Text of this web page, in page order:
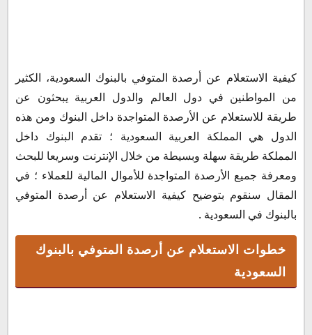
مستندات الاستعلام عن أرصدة المتوفي بالبنوك
شروط طلب الاستعلام عن أرصدة المتوفي بالبنوك
كيفية الاستعلام عن أرصدة المتوفي بالبنوك السعودية، الكثير
من المواطنين في دول العالم والدول العربية يبحثون عن
طريقة للاستعلام عن الأرصدة المتواجدة داخل البنوك ومن هذه
الدول هي المملكة العربية السعودية ؛ تقدم البنوك داخل
المملكة طريقة سهلة وبسيطة من خلال الإنترنت وسريعا للبحث
ومعرفة جميع الأرصدة المتواجدة للأموال المالية للعملاء ؛ في
المقال سنقوم بتوضيح كيفية الاستعلام عن أرصدة المتوفي
بالبنوك في السعودية .
خطوات الاستعلام عن أرصدة المتوفي بالبنوك
السعودية